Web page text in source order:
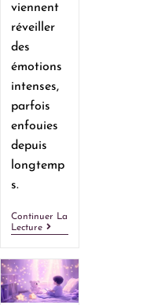
viennent
réveiller
des
émotions
intenses,
parfois
enfouies
depuis
longtemp
s.
Continuer La
Lecture